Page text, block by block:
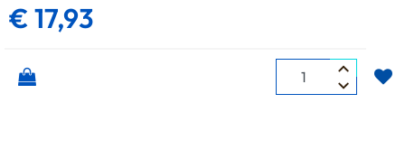
€ 17,93
Quantità